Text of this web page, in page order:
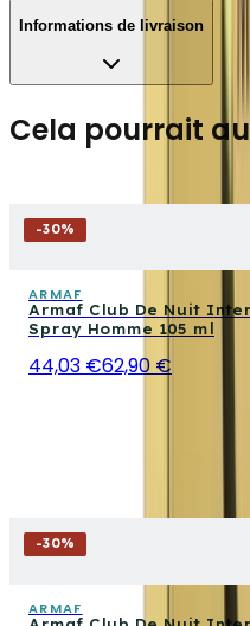
Informations de livraison
Cela pourrait
-30%
ARMAF
Armaf Club De Nuit
Spray Homme 105 ml
44,03 €62,90 €
-30%
ARMAF